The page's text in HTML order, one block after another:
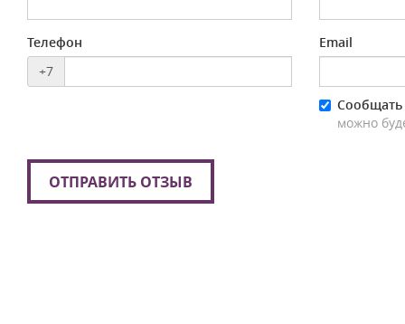
Телефон
+7
Email
Сообщать
можно
ОТПРАВИТЬ ОТЗЫВ